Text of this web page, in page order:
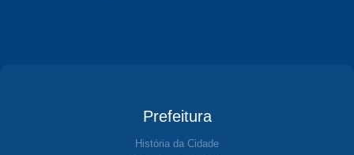
Prefeitura
História da Cidade